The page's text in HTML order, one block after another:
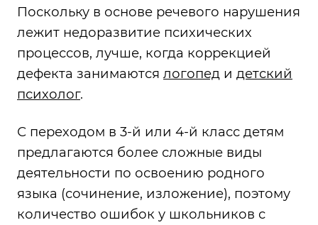
Поскольку в основе речевого нарушения
лежит недоразвитие психических
процессов, лучше, когда коррекцией
дефекта занимаются логопед и детский
психолог.
С переходом в 3-й или 4-й класс детям
предлагаются более сложные виды
деятельности по освоению родного
языка (сочинение, изложение), поэтому
количество ошибок у школьников с